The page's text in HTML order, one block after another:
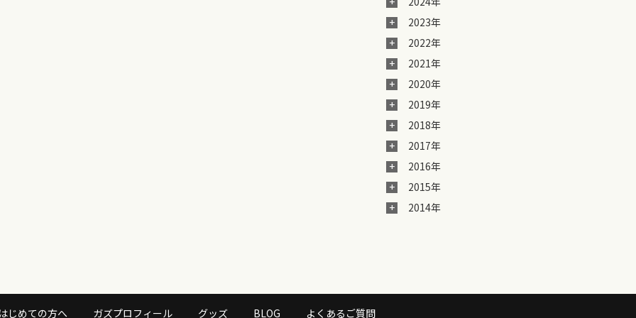
2023年
2022年
2021年
2020年
2019年
2018年
2017年
2016年
2015年
2014年
じめての方へ ガズプロフィール グッズ BLOG よくあるご質問